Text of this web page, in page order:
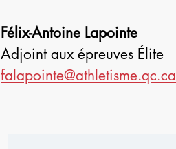
Félix-Antoine Lapointe
Adjoint aux épreuves Élite
falapointe@athletisme.qc.ca